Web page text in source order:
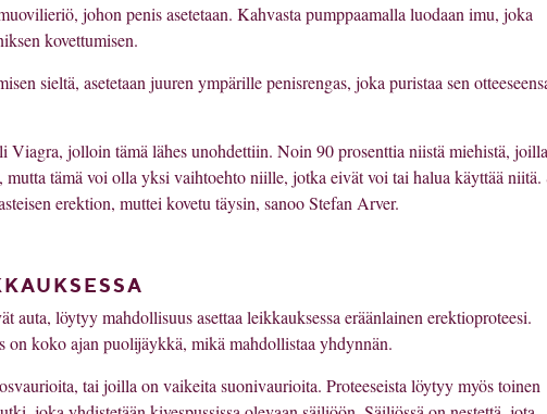
johon penis asetetaan. Kahvasta pumppaamalla luodaan imu, joka
kovettumisen.
sieltä, asetetaan juuren ympärille penisrengas, joka puristaa sen
jolloin tämä lähes unohdettiin. Noin 90 prosenttia niistä miehistä,
tämä voi olla yksi vaihtoehto niille, jotka eivät voi tai halua käyttää niitä.
erektion, muttei kovetu täysin, sanoo Stefan Arver.
löytyy mahdollisuus asettaa leikkauksessa eräänlainen erektioproteesi.
on koko ajan puolijäykkä, mikä mahdollistaa yhdynnän.
tai joilla on vaikeita suonivaurioita. Proteeseista löytyy myös toinen